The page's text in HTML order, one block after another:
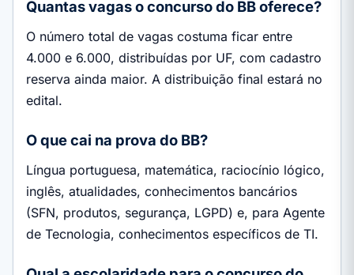
Quantas vagas o concurso do BB oferece?
O número total de vagas costuma ficar entre
4.000 e 6.000, distribuídas por UF, com cadastro
reserva ainda maior. A distribuição final estará no
edital.
O que cai na prova do BB?
Língua portuguesa, matemática, raciocínio lógico,
inglês, atualidades, conhecimentos bancários
(SFN, produtos, segurança, LGPD) e, para Agente
de Tecnologia, conhecimentos específicos de TI.